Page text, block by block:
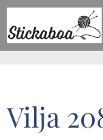
Vilja